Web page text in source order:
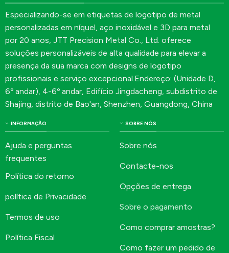
Especializando-se em etiquetas de logotipo de metal
personalizadas em níquel, aço inoxidável e 3D para metal
por 20 anos, JTT Precision Metal Co., Ltd. oferece
soluções personalizáveis de alta qualidade para elevar a
presença da sua marca com designs de logotipo
profissionais e serviço excepcional.Endereço: (Unidade D,
6º andar), 4-6º andar, Edifício Jingdacheng, subdistrito de
Shajing, distrito de Bao'an, Shenzhen, Guangdong, China
INFORMAÇÃO
Ajuda e perguntas
frequentes
Política do retorno
política de Privacidade
Termos de uso
Política Fiscal
SOBRE NÓS
Sobre nós
Contacte-nos
Opções de entrega
Sobre o pagamento
Como comprar amostras?
Como fazer um pedido de